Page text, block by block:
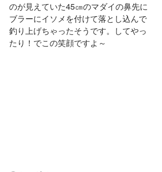
のが見えていた45㎝のマダイの鼻先に
ブラーにイソメを付けて落とし込んで
釣り上げちゃったそうです。してやっ
たり！でこの笑顔ですよ～